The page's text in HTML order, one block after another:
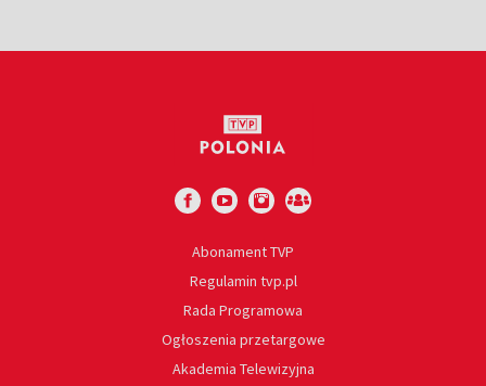
Abonament TVP
Regulamin tvp.pl
Rada Programowa
Ogłoszenia przetargowe
Akademia Telewizyjna